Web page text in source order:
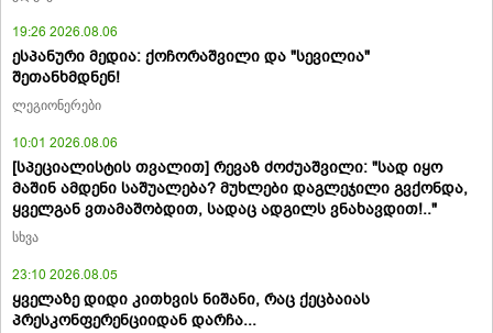
19:26 2026.08.06
ესპანური მედია: ქოჩორაშვილი და "სევილია"
შეთანხმდნენ!
ლეგიონერები
10:01 2026.08.06
[სპეციალისტის თვალით] რევაზ ძოძუაშვილი: "სად იყო
მაშინ ამდენი საშუალება? მუხლები დაგლეჯილი გვქონდა,
ყველგან ვთამაშობდით, სადაც ადგილს ვნახავდით!.."
სხვა
23:10 2026.08.05
ყველაზე დიდი კითხვის ნიშანი, რაც ქეცბაიას
პრესკონფერენციიდან დარჩა...